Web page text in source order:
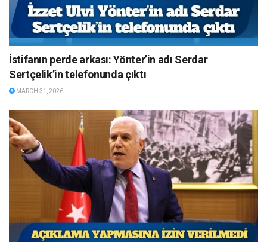
İstifanın perde arkası: Yönter’in adı Serdar
Sertçelik’in telefonunda çıktı
MARCH 31, 2026